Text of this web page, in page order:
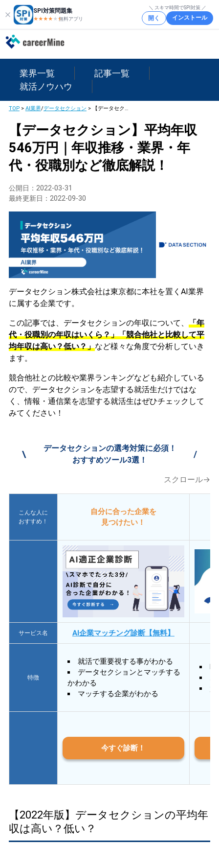
SPI対策問題集
★★★★ ★★
無料アプリ
＼ スキマ時間でSPI対策 ／
開く インストール
業界一覧
記事一覧
就活ノウハウ
TOP> AI業界/データセクション > 【データセクション】平均年収546万円｜年収推移・業界・年代・役職別など徹底解説！
【データセクション】平均年収
546万円｜年収推移・業界・年
代・役職別など徹底解説！
公開日： 2022-03-31
最終更新日： 2022-09-30
データセクション株式会社は東京都に本社を置くAI業界
に属する企業です。
この記事では、データセクションの年収について、 「年
代・役職別の年収はいくら？」「競合他社と比較して平
均年収は高い？低い？」など様々な角度で分析していき
ます。
競合他社との比較や業界ランキングなども紹介している
ので、データセクションを志望する就活生だけではな
く、情報・通信業を志望する就活生はぜひチェックして
みてください！
\
データセクションの選考対策に必須！
おすすめツール3選！
/
スクロール→
こんな人に
おすすめ！
自分に合った企業を
見つけたい！
サービス名 AI企業マッチング診断【無料】
特徴
就活で重要視する事がわかる
データセクションとマッチする
かわかる
マッチする企業がわかる
質
今すぐ診断！
【2022年版】データセクションの平均年
収は高い？低い？